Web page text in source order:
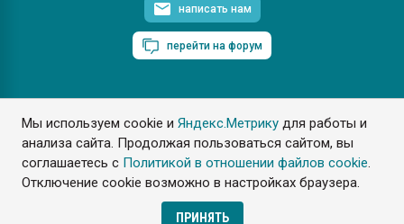
Мы используем cookie иЯндекс.Метрику для работы и
анализа сайта. Продолжая пользоваться сайтом, вы
соглашаетесь с Политикой в отношении файлов cookie.
Отключение cookie возможно в настройках браузера.
ПРИНЯТЬ
написать нам
перейти на форум
ПластЭксперт © 2006. Все права защищены
Разрешается копирование материалов сайта с обязательной
ссылкой на www.e-plastic.ru
Разработка сайта